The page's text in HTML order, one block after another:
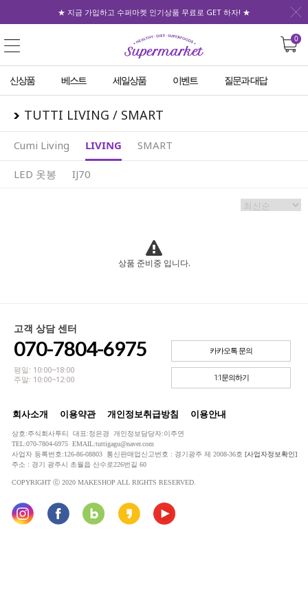
★ 지금 가입하고 수퍼마켓 인기상품 무료로 GET 하자! ★
0
신상품 베스트 세일상품 이벤트 질문과 대답
TUTTI LIVING / SMART
Cumi Living LIVING SMART
LED 옷봉 IJ70
상품 준비중 입니다.
고객 상담 센터
070-7804-6975
평일: 10:00~18:00
주말: 10:00~12:00
카카오톡 문의
1:1문의하기
회사소개 이용약관 개인정보취급방침 이용안내
상호:주식회사투티 대표:정은경 개인정보담당자:이주연
TEL:070-7804-6975 EMAIL:tuttigagu@naver.com
사업자 등록번호:126-86-08803 통신판매업신고번호 : 경기광주 제 2008-36호 [사업자정보확인]
주소 : 경기 광주시 초월읍 산수로226번길 60
COPYRIGHT ⓒ 2020 MAKESHOP ALL RIGHTS RESERVED.